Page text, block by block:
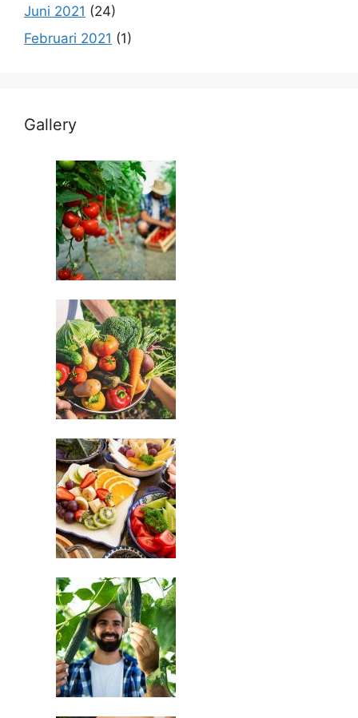
Juni 2021 (24)
Februari 2021 (1)
Gallery